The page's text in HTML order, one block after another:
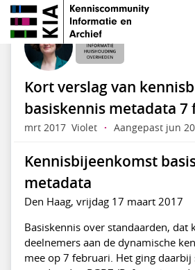
Informatiehuishouding
Kort verslag van
basiskennis metadata 7
mrt 2017 Violet · Aangepast jun
Kennisbijeenkomst
metadata
Den Haag, vrijdag 17 maart 2017
Basiskennis over standaarden, dat
deelnemers aan de dynamische
mee op 7 februari. Het ging daarbij